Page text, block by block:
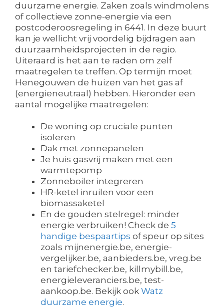
duurzame energie. Zaken zoals windmolens
of collectieve zonne-energie via een
postcoderoosregeling in 6441. In deze buurt
kan je wellicht vrij voordelig bijdragen aan
duurzaamheidsprojecten in de regio.
Uiteraard is het aan te raden om zelf
maatregelen te treffen. Op termijn moet
Henegouwen de huizen van het gas af
(energieneutraal) hebben. Hieronder een
aantal mogelijke maatregelen:
De woning op cruciale punten
isoleren
Dak met zonnepanelen
Je huis gasvrij maken met een
warmtepomp
Zonneboiler integreren
HR-ketel inruilen voor een
biomassaketel
En de gouden stelregel: minder
energie verbruiken! Check de 5
handige bespaartips of speur op sites
zoals mijnenergie.be, energie-
vergelijker.be, aanbieders.be, vreg.be
en tariefchecker.be, killmybill.be,
energieleveranciers.be, test-
aankoop.be. Bekijk ook Watz
duurzame energie.